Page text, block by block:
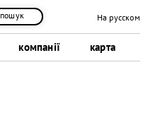
компанії карта
пошук На русском